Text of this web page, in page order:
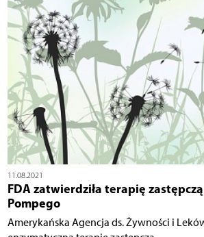
11.08.2021
FDA zatwierdziła terapię
Pompego
Amerykańska Agencja ds. Żywności i